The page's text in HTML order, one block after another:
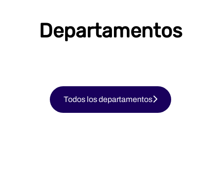
Departamentos
A&F - Administración y Finanzas
Compras y calidad de los
proveedores
Todos los departamentos